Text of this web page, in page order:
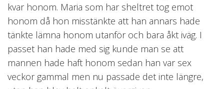
kvar honom. Maria som har sheltret tog emot
honom då hon misstänkte att han annars hade
tänkte lämna honom utanför och bara åkt iväg. I
passet han hade med sig kunde man se att
mannen hade haft honom sedan han var sex
veckor gammal men nu passade det inte längre,